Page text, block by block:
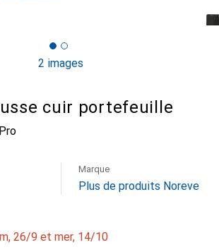
2 images
cuir portefeuille
Marque
Plus de produits Noreve
26/9 et mer, 14/10